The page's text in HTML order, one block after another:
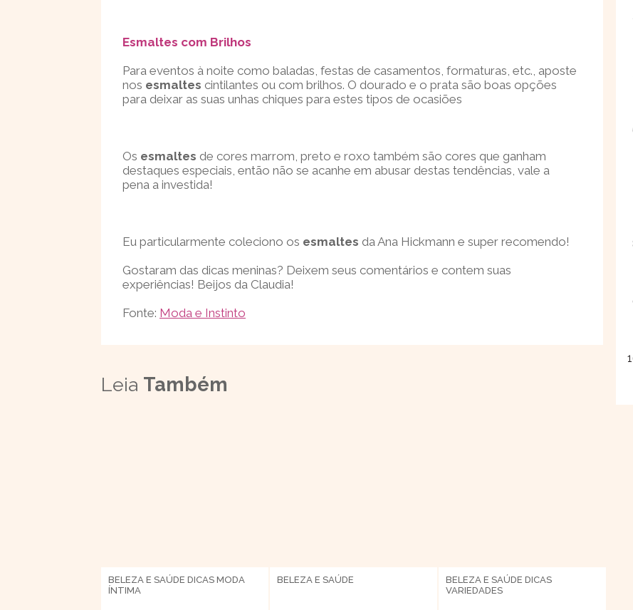
Esmaltes com Brilhos
Para eventos à noite como baladas, festas de casamentos, formaturas, etc., aposte
nos esmaltes cintilantes ou com brilhos. O dourado e o prata são boas opções
para deixar as suas unhas chiques para estes tipos de ocasiões
Os esmaltes de cores marrom, preto e roxo também são cores que ganham
destaques especiais, então não se acanhe em abusar destas tendências, vale a
pena a investida!
Eu particularmente coleciono os esmaltes da Ana Hickmann e super recomendo!
Gostaram das dicas meninas? Deixem seus comentários e contem suas
experiências! Beijos da Claudia!
Fonte: Moda e Instinto
Leia Também
BELEZA E SAÚDE DICAS MODA
ÍNTIMA
BELEZA E SAÚDE BELEZA E SAÚDE DICAS
VARIEDADES